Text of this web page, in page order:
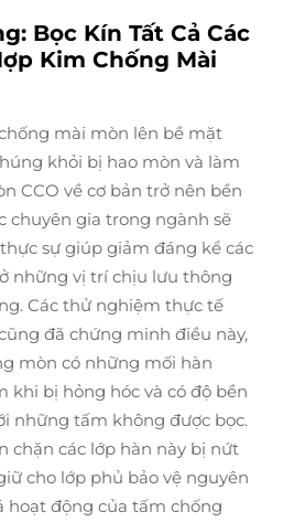
Bọc Kín Tất Cả Các
Kim Chống Mài
mài mòn lên bề mặt
khỏi bị hao mòn và làm
CCO về cơ bản trở nên bền
chuyên gia trong ngành sẽ
sự giúp giảm đáng kể các
những vị trí chịu lưu thông
Các thử nghiệm thực tế
đã chứng minh điều này,
mòn có những mối hàn
khi bị hỏng hóc và có độ bền
những tấm không được bọc.
chặn các lớp hàn này bị nứt
cho lớp phủ bảo vệ nguyên
hoạt động của tấm chống